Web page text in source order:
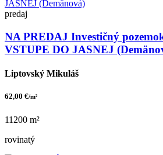
predaj
NA PREDAJ Investičný
VSTUPE DO JASNEJ
Liptovský Mikuláš
62,00 €/m²
11200 m²
rovinatý